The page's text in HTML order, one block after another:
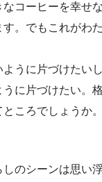
コーヒーを幸せ
。でもこれがわ
うに片づけたい
に片づけたい。
ころでしょうか
のシーンは思い